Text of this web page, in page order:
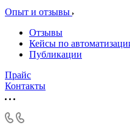
Опыт и отзывы
Отзывы
Кейсы по
Публикации
Прайс
Контакты